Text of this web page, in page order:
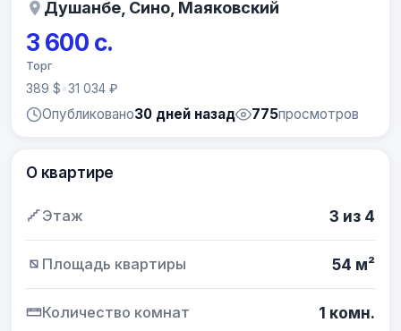
Душанбе, Сино, Маяковский
3 600 с.
Торг
389 $•31 034 ₽
Опубликовано30 дней назад 775просмотров
О квартире
Этаж 3 из 4
Площадь квартиры 54 м²
Количество комнат 1 комн.